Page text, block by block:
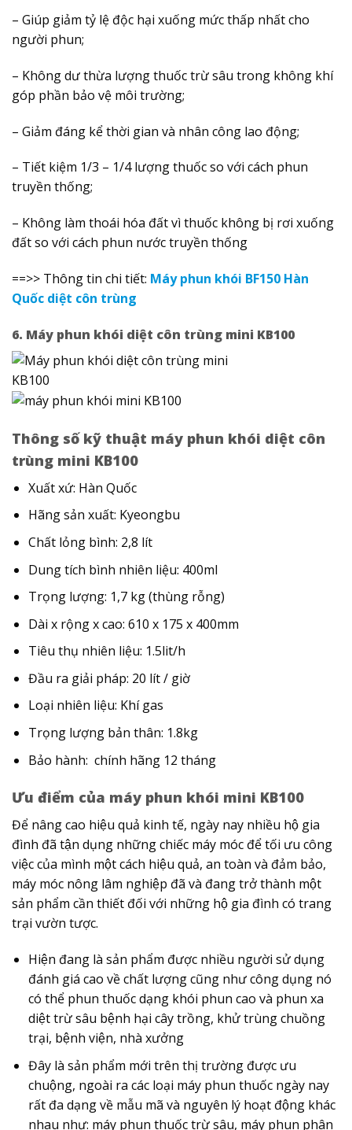
– Giúp giảm tỷ lệ độc hại xuống mức thấp nhất cho
người phun;
– Không dư thừa lượng thuốc trừ sâu trong không khí
góp phần bảo vệ môi trường;
– Giảm đáng kể thời gian và nhân công lao động;
– Tiết kiệm 1/3 – 1/4 lượng thuốc so với cách phun
truyền thống;
– Không làm thoái hóa đất vì thuốc không bị rơi xuống
đất so với cách phun nước truyền thống
==>> Thông tin chi tiết: Máy phun khói BF150 Hàn
Quốc diệt côn trùng
6. Máy phun khói diệt côn trùng mini KB100
Thông số kỹ thuật máy phun khói diệt côn
trùng mini KB100
Xuất xứ: Hàn Quốc
Hãng sản xuất: Kyeongbu
Chất lỏng bình: 2,8 lít
Dung tích bình nhiên liệu: 400ml
Trọng lượng: 1,7 kg (thùng rỗng)
Dài x rộng x cao: 610 x 175 x 400mm
Tiêu thụ nhiên liệu: 1.5lit/h
Đầu ra giải pháp: 20 lít / giờ
Loại nhiên liệu: Khí gas
Trọng lượng bản thân: 1.8kg
Bảo hành: chính hãng 12 tháng
Ưu điểm của máy phun khói mini KB100
Để nâng cao hiệu quả kinh tế, ngày nay nhiều hộ gia
đình đã tận dụng những chiếc máy móc để tối ưu công
việc của mình một cách hiệu quả, an toàn và đảm bảo,
máy móc nông lâm nghiệp đã và đang trở thành một
sản phẩm cần thiết đối với những hộ gia đình có trang
trại vườn tược.
Hiện đang là sản phẩm được nhiều người sử dụng
đánh giá cao về chất lượng cũng như công dụng nó
có thể phun thuốc dạng khói phun cao và phun xa
diệt trừ sâu bệnh hại cây trồng, khử trùng chuồng
trại, bệnh viện, nhà xưởng
Đây là sản phẩm mới trên thị trường được ưu
chuộng, ngoài ra các loại máy phun thuốc ngày nay
rất đa dạng về mẫu mã và nguyên lý hoạt động khác
nhau như: máy phun thuốc trừ sâu, máy phun phân